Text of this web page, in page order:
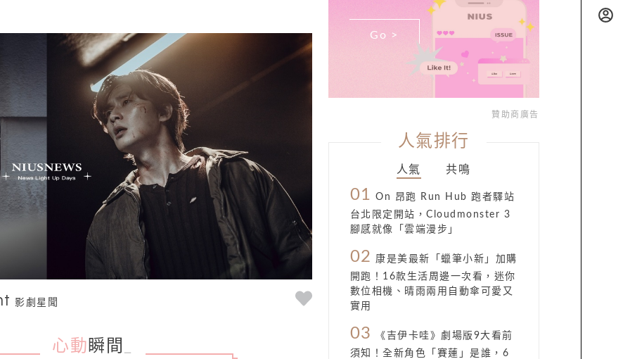
影劇星聞
心動 瞬間
Go >
贊助商廣告
人氣排行
人氣 共鳴
01 On 昂跑 Run Hub 跑者驛站
台北限定開站，Cloudmonster 3
腳感就像「雲端漫步」
02
康是美最新「蠟筆小新」加購
開跑！16款生活周邊一次看，迷你
數位相機、晴雨兩用自動傘可愛又
實用
03
《吉伊卡哇》劇場版9大看前
須知！全新角色「賽蓮」是誰，6